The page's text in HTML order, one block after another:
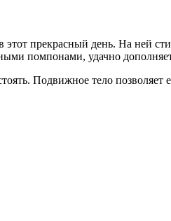
этот прекрасный день. На ней
помпонами, удачно
Подвижное тело